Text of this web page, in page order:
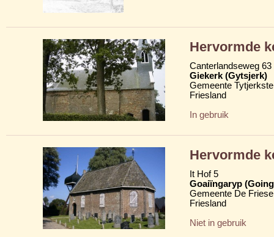
Hervormde
Canterlandseweg 63
Giekerk (Gytsjerk)
Gemeente
Friesland
In gebruik
Hervormde
It Hof 5
Goaiïngaryp
Gemeente De
Friesland
Niet in gebruik